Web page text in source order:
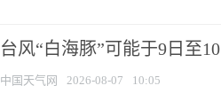
台风“白海豚”可能于9日至
中国天气网 2026-08-07 10:05